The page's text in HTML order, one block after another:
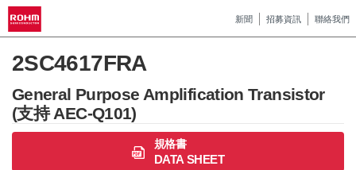
新聞 招募資訊 聯絡我們
2SC4617FRA
General Purpose Amplification Transistor
(支持 AEC-Q101)
規格書
DATA SHEET